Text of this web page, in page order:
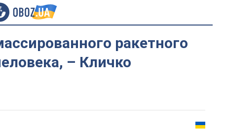
ракетного
– Кличко